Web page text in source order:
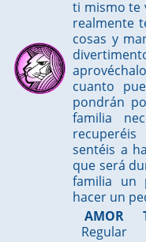
ti mismo te
realmente
cosas y
cuanto
pondrán
familia
sentéis a
que será
familia un
hacer un
AMOR
Regular